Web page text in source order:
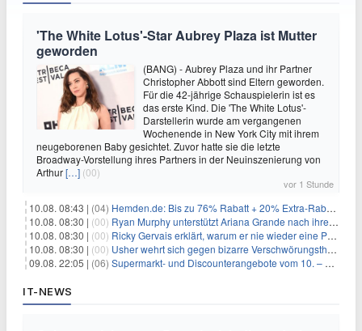
'The White Lotus'-Star Aubrey Plaza ist Mutter
geworden
(BANG) - Aubrey Plaza und ihr Partner
Christopher Abbott sind Eltern geworden.
Für die 42-jährige Schauspielerin ist es
das erste Kind. Die 'The White Lotus'-
Darstellerin wurde am vergangenen
Wochenende in New York City mit ihrem
neugeborenen Baby gesichtet. Zuvor hatte sie die letzte
Broadway-Vorstellung ihres Partners in der Neuinszenierung von
Arthur[…] (00)
vor 1 Stunde
10.08. 08:43 | (04) Hemden.de: Bis zu 76% Rabatt + 20% Extra-Rabatt auf ALLE Hemden
10.08. 08:30 | (00) Ryan Murphy unterstützt Ariana Grande nach ihrem Ausstieg bei 'American Horror Story'
10.08. 08:30 | (00) Ricky Gervais erklärt, warum er nie wieder eine Preisverleihung moderieren will
10.08. 08:30 | (00) Usher wehrt sich gegen bizarre Verschwörungstheorie über angeblichen 'Klon'
09.08. 22:05 | (06) Supermarkt- und Discounterangebote vom 10. – 15.08.2026
IT-NEWS